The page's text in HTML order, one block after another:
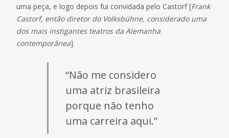
uma peça, e logo depois fui convidada pelo Castorf [Frank
Castorf, então diretor do Volksbühne, considerado uma
dos mais instigantes teatros da Alemanha
contemporânea].
“Não me considero
uma atriz brasileira
porque não tenho
uma carreira aqui.”